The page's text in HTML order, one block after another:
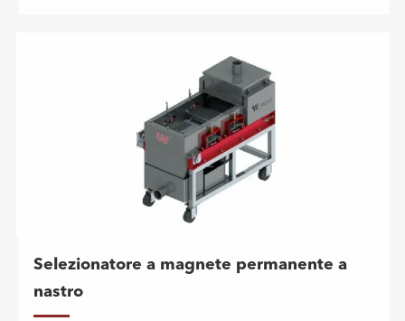
Selezionatore a magnete permanente a
nastro